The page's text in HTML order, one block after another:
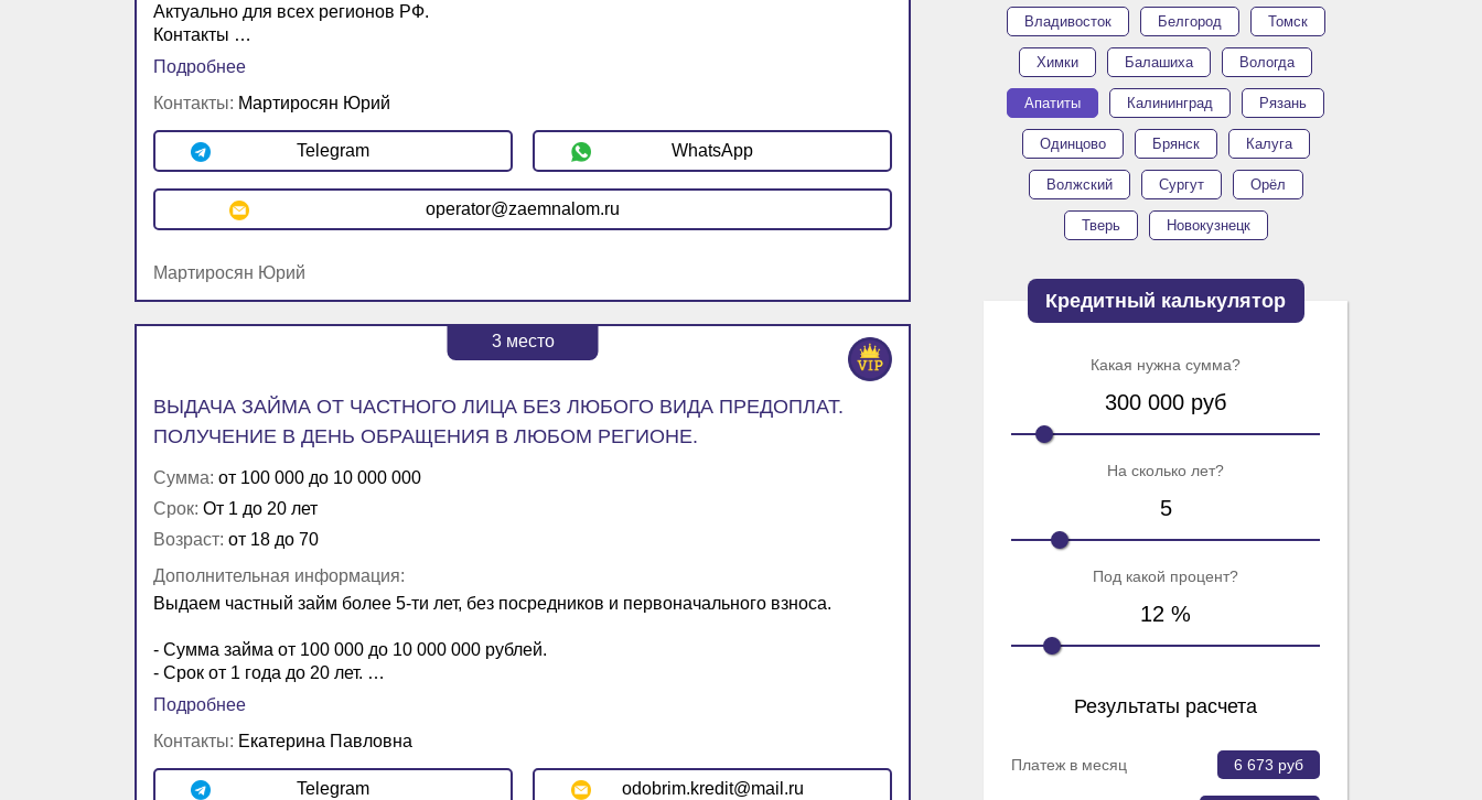
Актуально для всех регионов РФ.
Контакты …
Подробнее
Контакты: Мартиросян Юрий
Telegram WhatsApp
operator@zaemnalom.ru
Мартиросян Юрий
3место
ВЫДАЧА ЗАЙМА ОТ ЧАСТНОГО ЛИЦА БЕЗ ЛЮБОГО ВИДА ПРЕДОПЛАТ.
ПОЛУЧЕНИЕ В ДЕНЬ ОБРАЩЕНИЯ В ЛЮБОМ РЕГИОНЕ.
Сумма: от 100 000 до 10 000 000
Срок: От 1 до 20 лет
Возраст: от 18 до 70
Дополнительная информация:
Выдаем частный займ более 5-ти лет, без посредников и первоначального взноса.
- Сумма займа от 100 000 до 10 000 000 рублей.
- Срок от 1 года до 20 лет. …
Подробнее
Контакты: Екатерина Павловна
Telegram odobrim.kredit@mail.ru
Владивосток Белгород Томск
Химки Балашиха Вологда
Апатиты Калининград Рязань
Одинцово Брянск Калуга
Волжский Сургут Орёл
Тверь Новокузнецк
Кредитный калькулятор
Какая нужна сумма?
300 000 руб
На сколько лет?
5
Под какой процент?
12 %
Результаты расчета
Платеж в месяц 6 673 руб